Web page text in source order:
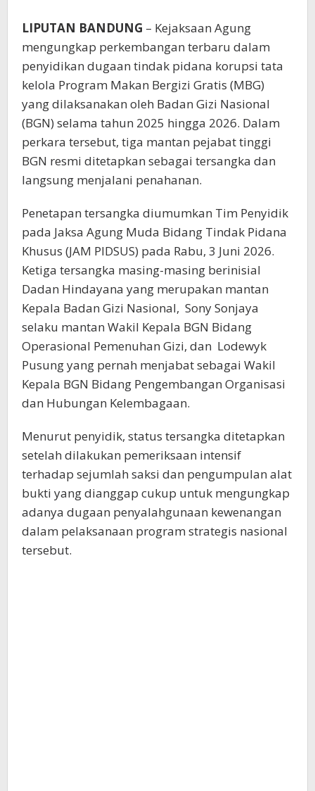
LIPUTAN BANDUNG – Kejaksaan Agung
mengungkap perkembangan terbaru dalam
penyidikan dugaan tindak pidana korupsi tata
kelola Program Makan Bergizi Gratis (MBG)
yang dilaksanakan oleh Badan Gizi Nasional
(BGN) selama tahun 2025 hingga 2026. Dalam
perkara tersebut, tiga mantan pejabat tinggi
BGN resmi ditetapkan sebagai tersangka dan
langsung menjalani penahanan.
Penetapan tersangka diumumkan Tim Penyidik
pada Jaksa Agung Muda Bidang Tindak Pidana
Khusus (JAM PIDSUS) pada Rabu, 3 Juni 2026.
Ketiga tersangka masing-masing berinisial
Dadan Hindayana yang merupakan mantan
Kepala Badan Gizi Nasional, Sony Sonjaya
selaku mantan Wakil Kepala BGN Bidang
Operasional Pemenuhan Gizi, dan Lodewyk
Pusung yang pernah menjabat sebagai Wakil
Kepala BGN Bidang Pengembangan Organisasi
dan Hubungan Kelembagaan.
Menurut penyidik, status tersangka ditetapkan
setelah dilakukan pemeriksaan intensif
terhadap sejumlah saksi dan pengumpulan alat
bukti yang dianggap cukup untuk mengungkap
adanya dugaan penyalahgunaan kewenangan
dalam pelaksanaan program strategis nasional
tersebut.